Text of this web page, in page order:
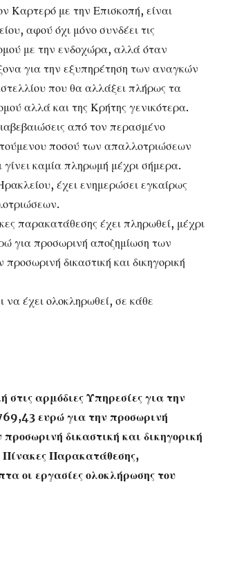
Καρτερό με την Επισκοπή, είναι
αφού όχι μόνο συνδέει τις
με την ενδοχώρα, αλλά όταν
για την εξυπηρέτηση των αναγκών
που θα αλλάξει πλήρως τα
αλλά και της Κρήτης γενικότερα.
από τον περασμένο
ποσού των απαλλοτριώσεων
γίνει καμία πληρωμή μέχρι σήμερα.
έχει ενημερώσει εγκαίρως
παρακατάθεσης έχει πληρωθεί, μέχρι
για προσωρινή αποζημίωση των
δικαστική και δικηγορική
να έχει ολοκληρωθεί, σε κάθε
αρμόδιες Υπηρεσίες για την
ευρώ για την προσωρινή
δικαστική και δικηγορική
Παρακατάθεσης,
οι εργασίες ολοκλήρωσης του